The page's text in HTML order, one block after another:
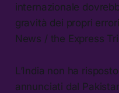
internazionale
gravità dei propri
News / the Express
L’India non ha
annunciati dal